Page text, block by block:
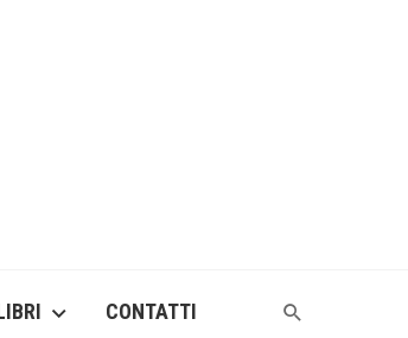
CONTATTI